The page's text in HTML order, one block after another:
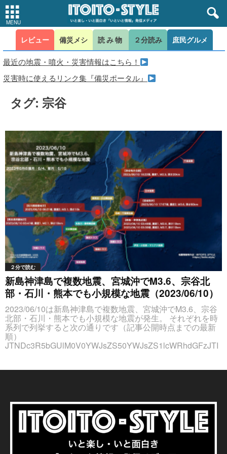
レビュー 備災メシ 読み物 ２分読み 庶民グルメ
最近の地震・噴火・災害情報はこちら！
災害時に使えるリンク集『備災ポータル』
タグ: 宗谷
２分で読む
新島神津島で複数地震、宮城沖でM3.6、宗谷北
部・石川・熊本でも小規模な地震（2023/06/10）
2023/06/10は新島神津島で複数地震、宮城沖でM3.6、宗谷
北部・石川・熊本でも小規模な地震が発生。 それぞれを時
系列で列挙すると次の通りです（記事公開時点までの最新
順）
JTNDc3R5bGUlM0V0YWJsZS50YWJsZS1lcWRhdGFzJTI
0QlM0MlMkZzdHlsZSUzRSUzQ3RhYmxlJTIwY2xhc3MlM0
UlM0N0aGVhZCUzRSUzQ3RyJTIwc3R5bGUlM0QlMjJiYW
NrZ3JvdW5kLWNvbG9yJTNBJTIzZGRkJTNCJTIyJTNFJTN
DdGglM0UlRTclOTklQkElRTclOTQlOUYlRTYlOTclQTUlRT
YlOTklODIlM0MlMkZ0aCUzRSUzQ3RoJTNFJUU5JTlDJTg
3JUU2JUJBJTkwJTNDJTJGdGglM0UlM0N0aCUzRSVFOS
U5QyU4NyVFNSVCQSVBNiUzQyUyRnRoJTNFJTNDdGgl